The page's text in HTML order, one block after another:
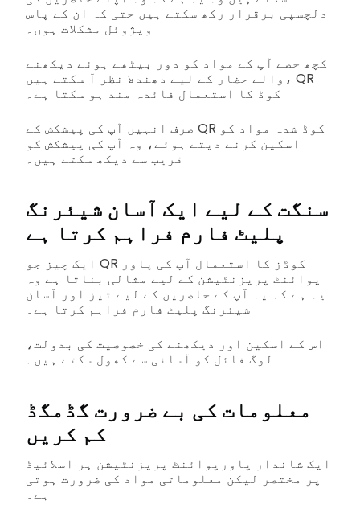
دلچسپی برقرار رکھ سکتے ہیں حتی کہ ان کے پاس
ویژوئل مشکلات ہوں۔
کچھ حصے آپ کے مواد کو دور بیٹھے ہوئے دیکھنے
والے حضار کے لیے دھندلا نظر آ سکتے ہیں، QR
کوڈ کا استعمال فائدہ مند ہو سکتا ہے۔
صرف انہیں آپ کی پیشکش کے QR کوڈ شدہ مواد کو
اسکین کرنے دیتے ہوئے، وہ آپ کی پیشکش کو
قریب سے دیکھ سکتے ہیں۔
سنگت کے لیے ایک آسان شیئرنگ
پلیٹ فارم فراہم کرتا ہے
ایک چیز جو QR کوڈز کا استعمال آپ کی پاور
پوائنٹ پریزنٹیشن کے لیے مثالی بناتا ہے وہ
یہ ہے کہ یہ آپ کے حاضرین کے لیے تیز اور آسان
شیئرنگ پلیٹ فارم فراہم کرتا ہے۔
اس کے اسکین اور دیکھنے کی خصوصیت کی بدولت،
لوگ فائل کو آسانی سے کھول سکتے ہیں۔
معلومات کی بے ضرورت گڈمگڈ
کم کریں
ایک شاندار پاورپوائنٹ پریزنٹیشن ہر اسلائیڈ
پر مختصر لیکن معلوماتی مواد کی ضرورت ہوتی
ہے۔